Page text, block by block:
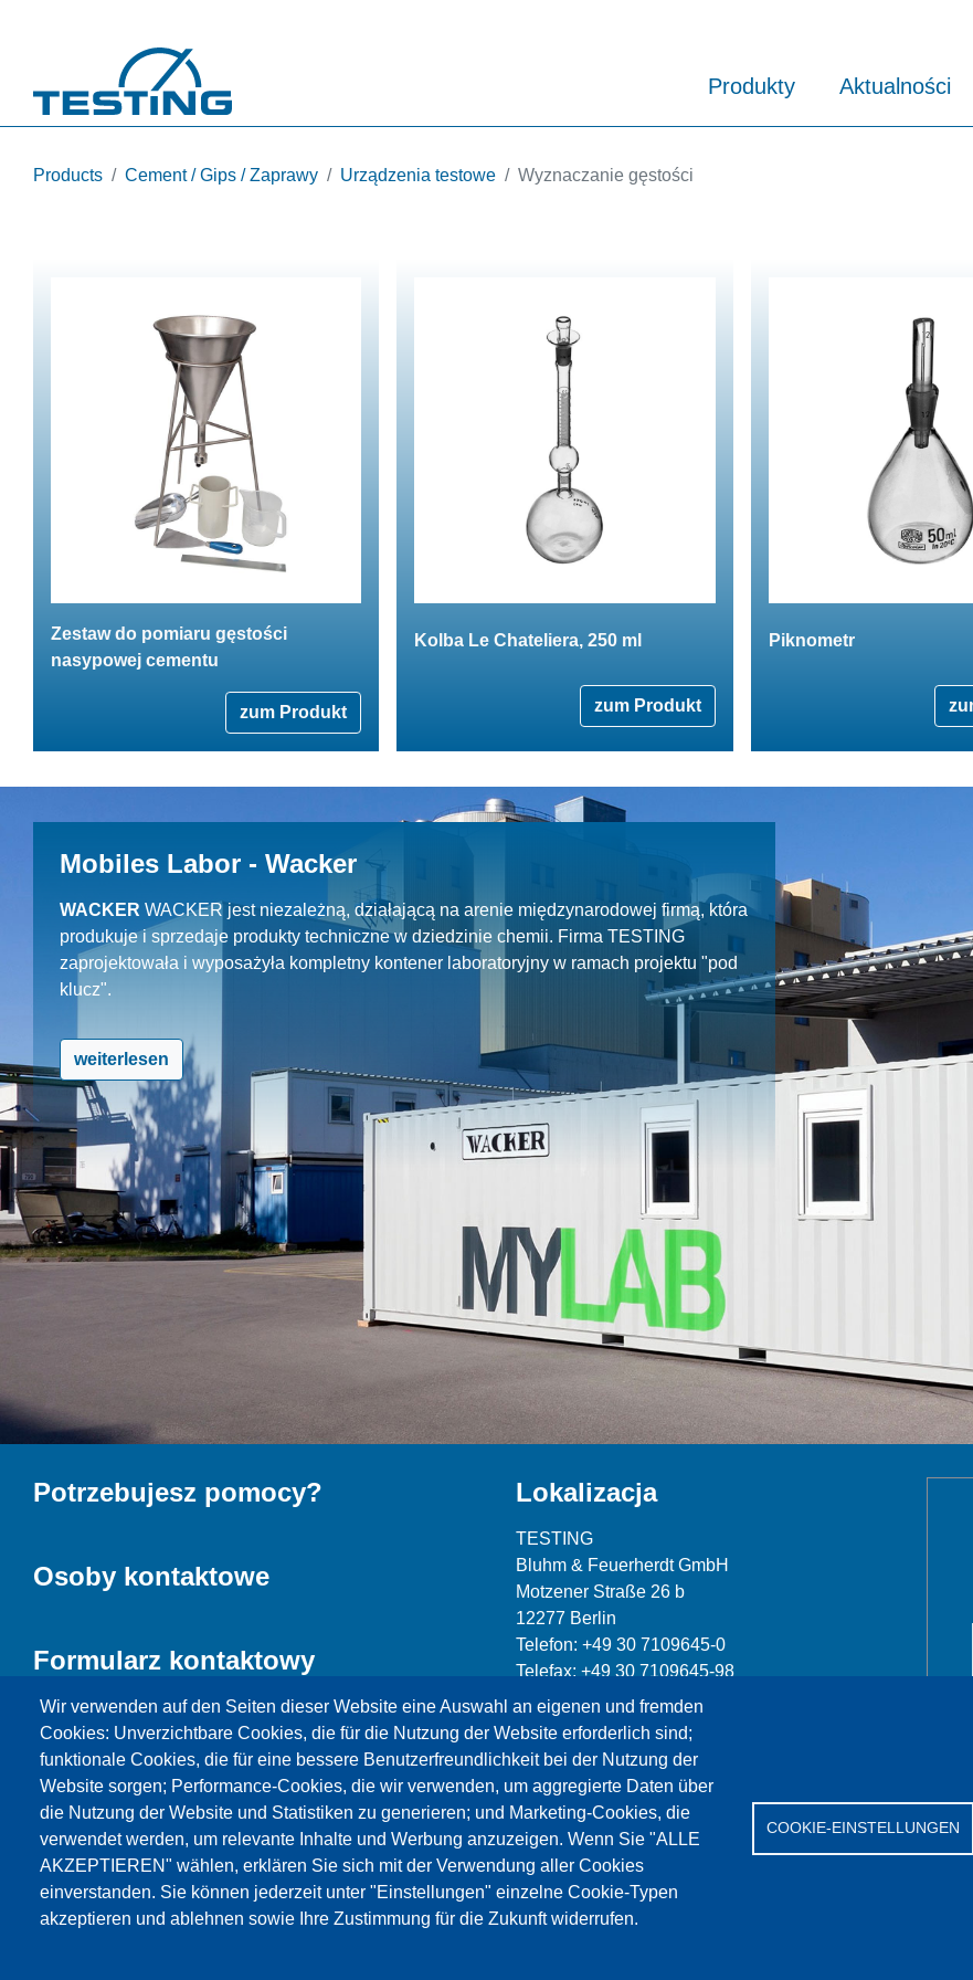
Produkty Aktualności
Products Cement / Gips / Zaprawy Urządzenia testowe Wyznaczanie gęstości
Zestaw do pomiaru gęstości
nasypowej cementu
zum Produkt
Kolba Le Chateliera, 250 ml
zum Produkt
Piknometr
Mobiles Labor - Wacker
WACKER WACKER jest niezależną, działającą na arenie międzynarodowej firmą, która
produkuje i sprzedaje produkty techniczne w dziedzinie chemii. Firma TESTING
zaprojektowała i wyposażyła kompletny kontener laboratoryjny w ramach projektu "pod
klucz".
weiterlesen
Wir verwenden auf den Seiten dieser Website eine Auswahl an eigenen und fremden
Cookies: Unverzichtbare Cookies, die für die Nutzung der Website erforderlich sind;
funktionale Cookies, die für eine bessere Benutzerfreundlichkeit bei der Nutzung der
Website sorgen; Performance-Cookies, die wir verwenden, um aggregierte Daten über
die Nutzung der Website und Statistiken zu generieren; und Marketing-Cookies, die
verwendet werden, um relevante Inhalte und Werbung anzuzeigen. Wenn Sie "ALLE
AKZEPTIEREN" wählen, erklären Sie sich mit der Verwendung aller Cookies
einverstanden. Sie können jederzeit unter "Einstellungen" einzelne Cookie-Typen
akzeptieren und ablehnen sowie Ihre Zustimmung für die Zukunft widerrufen.
COOKIE-EINSTELLUNGEN
Potrzebujesz pomocy?
Osoby kontaktowe
Formularz kontaktowy
Lokalizacja
TESTING
Bluhm & Feuerherdt GmbH
Motzener Straße 26 b
12277 Berlin
Telefon: +49 30 7109645-0
Telefax: +49 30 7109645-98
info@testing.de
Aktualności Serwis